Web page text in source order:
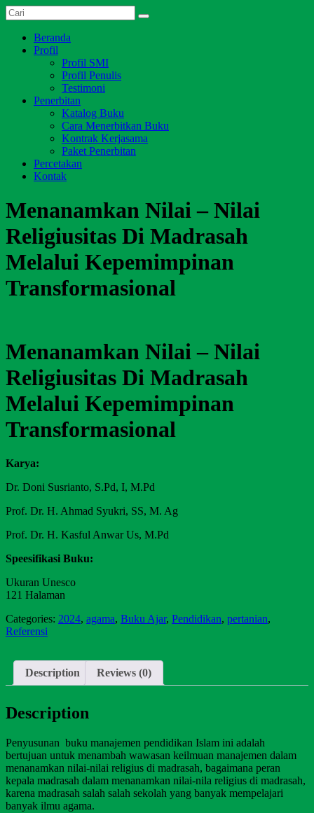
Skip
to
content
Salim
Media
Indonesia
Dari
Jambi
untuk
Menu
Beranda
Profil
Profil SMI
Profil Penulis
Testimoni
Penerbitan
Katalog Buku
Cara Menerbitkan Buku
Kontrak Kerjasama
Paket Penerbitan
Percetakan
Kontak
Menanamkan Nilai – Nilai
Religiusitas Di Madrasah
Melalui Kepemimpinan
Transformasional
Menanamkan Nilai – Nilai
Religiusitas Di Madrasah
Melalui Kepemimpinan
Transformasional
Karya:
Dr. Doni Susrianto, S.Pd, I, M.Pd
Prof. Dr. H. Ahmad Syukri, SS, M. Ag
Prof. Dr. H. Kasful Anwar Us, M.Pd
Speesifikasi Buku:
Ukuran Unesco
121 Halaman
Categories: 2024, agama, Buku Ajar, Pendidikan, pertanian,
Referensi
Description Reviews (0)
Description
Penyusunan buku manajemen pendidikan Islam ini adalah
bertujuan untuk menambah wawasan keilmuan manajemen dalam
menanamkan nilai-nilai religius di madrasah, bagaimana peran
kepala madrasah dalam menanamkan nilai-nila religius di madrasah,
karena madrasah salah salah sekolah yang banyak mempelajari
banyak ilmu agama.